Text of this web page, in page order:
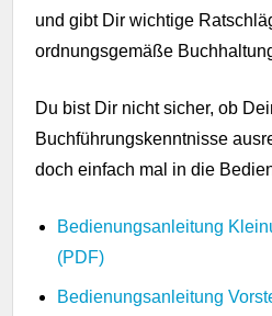
und gibt Dir wichtige
ordnungsgemäße
Du bist Dir nicht sicher, ob
Buchführungskenntnisse
doch einfach mal in die
Bedienungsanleitung
(PDF)
Bedienungsanleitung